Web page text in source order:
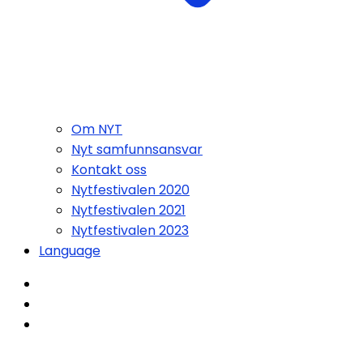
Om NYT
Nyt samfunnsansvar
Kontakt oss
Nytfestivalen 2020
Nytfestivalen 2021
Nytfestivalen 2023
Language